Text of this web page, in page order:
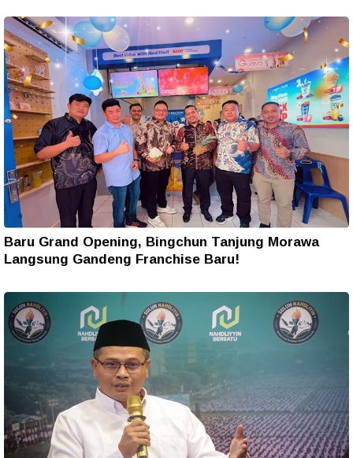
Baru Grand Opening, Bingchun Tanjung Morawa
Langsung Gandeng Franchise Baru!